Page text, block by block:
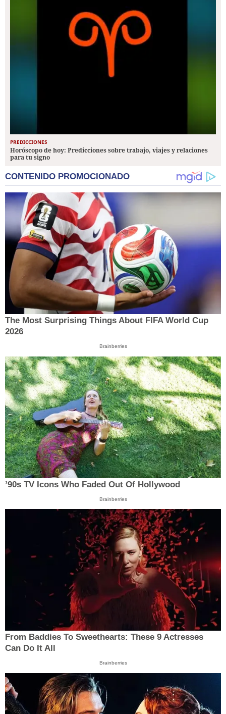
PREDICCIONES
Horóscopo de hoy: Predicciones sobre trabajo, viajes y relaciones
para tu signo
CONTENIDO PROMOCIONADO
The Most Surprising Things About FIFA World Cup
2026
Brainberries
’90s TV Icons Who Faded Out Of Hollywood
Brainberries
From Baddies To Sweethearts: These 9 Actresses
Can Do It All
Brainberries